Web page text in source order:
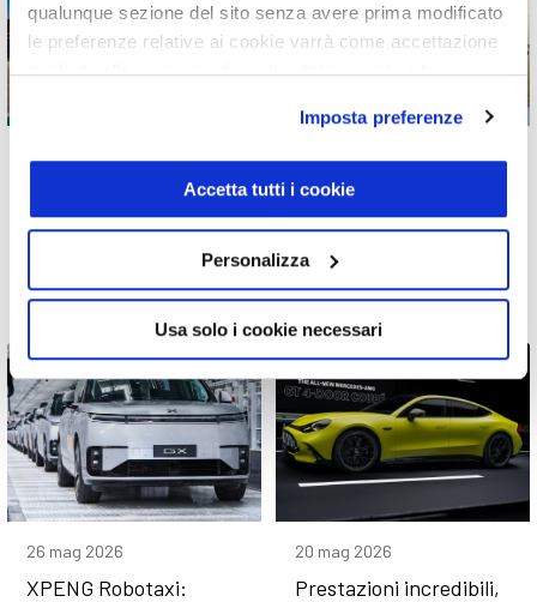
qualunque sezione del sito senza avere prima modificato
le preferenze relative ai cookie varrà come accettazione
implicita alla ricezione di cookie dal presente sito.
Imposta preferenze
Accetta tutti i cookie
Personalizza
Usa solo i cookie necessari
TRIVELLATO RACING
XPeng G6 e G9
MY2026: i nuovi SUV
sono ancora più evoluti
26 mag 2026
XPENG Robotaxi:
20 mag 2026
Prestazioni incredibili,